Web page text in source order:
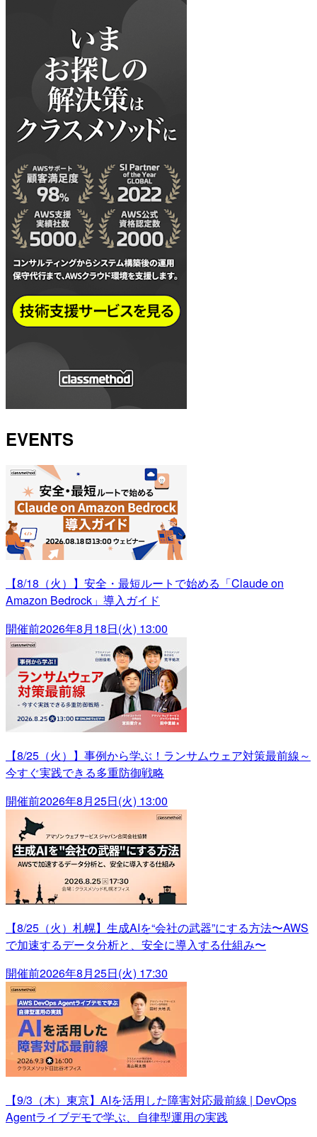
EVENTS
【8/18（火）】安全・最短ルートで始める「Claude on
Amazon Bedrock」導入ガイド
開催前2026年8月18日(火) 13:00
【8/25（火）】事例から学ぶ！ランサムウェア対策最前線～
今すぐ実践できる多重防御戦略
開催前2026年8月25日(火) 13:00
【8/25（火）札幌】生成AIを“会社の武器”にする方法〜AWS
で加速するデータ分析と、安全に導入する仕組み〜
開催前2026年8月25日(火) 17:30
【9/3（木）東京】AIを活用した障害対応最前線 | DevOps
Agentライブデモで学ぶ、自律型運用の実践